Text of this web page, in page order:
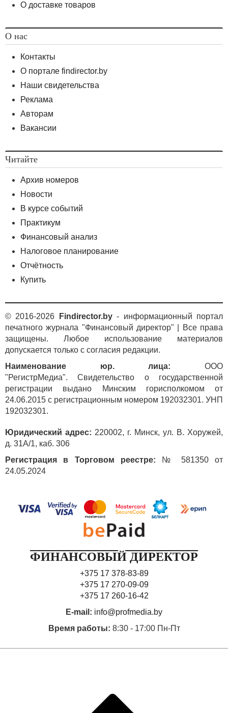
О доставке товаров
О нас
Контакты
О портале findirector.by
Наши свидетельства
Реклама
Авторам
Вакансии
Читайте
Архив номеров
Новости
В курсе событий
Практикум
Финансовый анализ
Налоговое планирование
Отчётность
Купить
© 2016-2026 Findirector.by- информационный портал
печатного журнала "Финансовый директор" | Все права
защищены. Любое использование материалов
допускается только с согласия редакции.
Наименование юр. лица: ООО
"РегистрМедиа". Свидетельство о государственной
регистрации выдано Минским горисполкомом от
24.06.2015 с регистрационным номером 192032301. УНП
192032301.
Юридический адрес: 220002, г. Минск, ул. В. Хоружей,
д. 31А/1, каб. 306
Регистрация в Торговом реестре: № 581350 от
24.05.2024
ФИНАНСОВЫЙ ДИРЕКТОР
+375 17 378-83-89
+375 17 270-09-09
+375 17 260-16-42
E-mail: info@profmedia.by
Время работы: 8:30 - 17:00 Пн-Пт